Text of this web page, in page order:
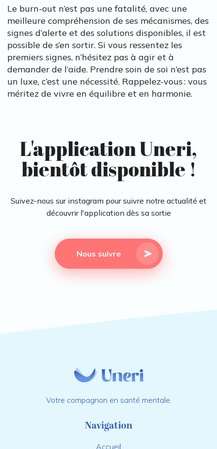
Le burn-out n’est pas une fatalité, avec une
meilleure compréhension de ses mécanismes, des
signes d’alerte et des solutions disponibles, il est
possible de s’en sortir. Si vous ressentez les
premiers signes, n’hésitez pas à agir et à
demander de l’aide. Prendre soin de soi n’est pas
un luxe, c’est une nécessité. Rappelez-vous : vous
méritez de vivre en équilibre et en harmonie.
L'application Uneri,
bientôt disponible !
Suivez-nous sur instagram pour suivre notre actualité et
découvrir l'application dès sa sortie
Nous suivre
Votre compagnon en santé mentale.
Navigation
Accueil